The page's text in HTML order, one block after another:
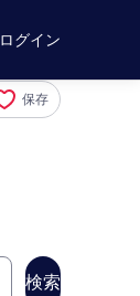
ログイン
保存
検索